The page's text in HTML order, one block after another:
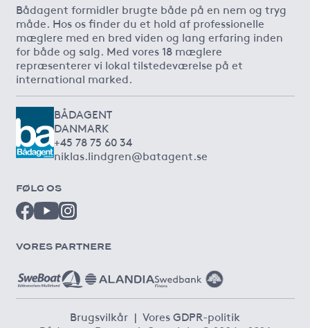
Bådagent formidler brugte både på en nem og tryg
måde. Hos os finder du et hold af professionelle
mæglere med en bred viden og lang erfaring inden
for både og salg. Med vores 18 mæglere
repræsenterer vi lokal tilstedeværelse på et
international marked.
BÅDAGENT
DANMARK
+45 78 75 60 34
niklas.lindgren@batagent.se
FØLG OS
VORES PARTNERE
Brugsvilkår | Vores GDPR-politik